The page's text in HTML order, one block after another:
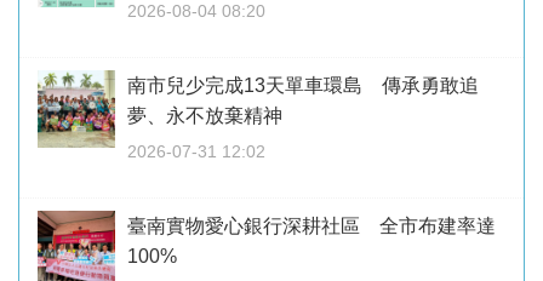
2026-08-04 08:20
南市兒少完成13天單車環島 傳承勇敢追
夢、永不放棄精神
2026-07-31 12:02
臺南實物愛心銀行深耕社區 全市布建率達
100%